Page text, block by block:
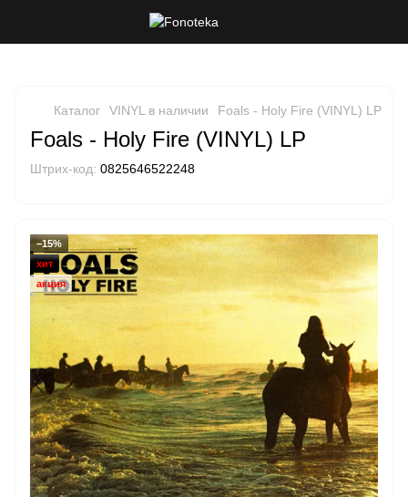
Каталог VINYL в наличии Foals - Holy Fire (VINYL) LP
Foals - Holy Fire (VINYL) LP
Штрих-код: 0825646522248
−15%
хит
акция